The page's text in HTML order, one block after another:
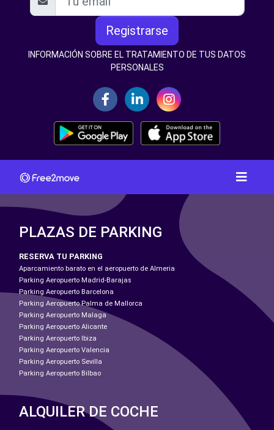
Registrarse
INFORMACIÓN SOBRE EL TRATAMIENTO DE TUS DATOS
PERSONALES
PLAZAS DE PARKING
RESERVA TU PARKING
Aparcamiento barato en el aeropuerto de Almeria
Parking Aeropuerto Madrid-Barajas
Parking Aeropuerto Barcelona
Parking Aeropuerto Palma de Mallorca
Parking Aeropuerto Malaga
Parking Aeropuerto Alicante
Parking Aeropuerto Ibiza
Parking Aeropuerto Valencia
Parking Aeropuerto Sevilla
Parking Aeropuerto Bilbao
ALQUILER DE COCHE